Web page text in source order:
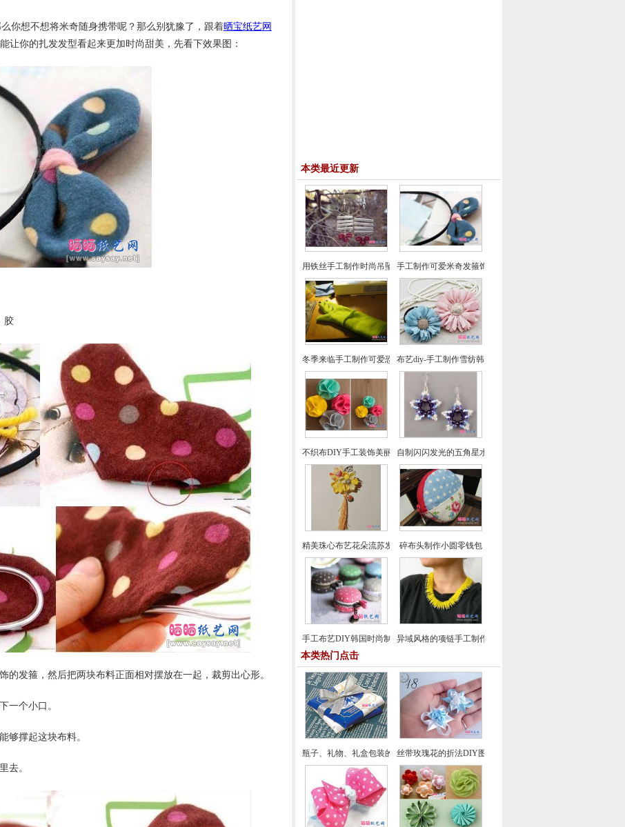
你想不想将米奇随身携带呢？那么别犹豫了，跟着晒宝纸艺网
让你的扎发发型看起来更加时尚甜美，先看下效果图：
胶
的发箍，然后把两块布料正面相对摆放在一起，裁剪出心形。
一个小口。
够撑起这块布料。
去。
本类最近更新
用铁丝手工制作时尚吊坠耳环的方法教程
手工制作可爱米奇发箍饰品
冬季来临手工制作可爱恐龙手套来保暖布艺diy-手工制作雪纺韩版头花
不织布DIY手工装饰美丽的花朵花球自制闪闪发光的五角星水晶耳环制作
精美珠心布艺花朵流苏发梳制作碎布头制作小圆零钱包
手工布艺DIY韩国时尚制作超可爱糖果装饰包手机链
异域风格的项链手工制作方法教程
本类热门点击
瓶子、礼物、礼盒包装的蝴蝶结包装方法 七种常见丝带蝴蝶结的系法图解
丝带玫瑰花的折法DIY图片教程